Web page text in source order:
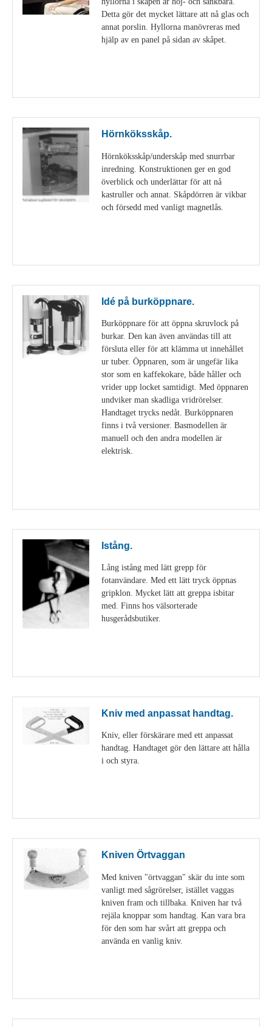
Detta gör det mycket lättare att nå glas och
annat porslin. Hyllorna manövreras med
hjälp av en panel på sidan av skåpet.
Hörnköksskåp.
Hörnköksskåp/underskåp med snurrbar
inredning. Konstruktionen ger en god
överblick och underlättar för att nå
kastruller och annat. Skåpdörren är vikbar
och försedd med vanligt magnetlås.
Idé på burköppnare.
Burköppnare för att öppna skruvlock på
burkar. Den kan även användas till att
försluta eller för att klämma ut innehållet
ur tuber. Öppnaren, som är ungefär lika
stor som en kaffekokare, både håller och
vrider upp locket samtidigt. Med öppnaren
undviker man skadliga vridrörelser.
Handtaget trycks nedåt. Burköppnaren
finns i två versioner. Basmodellen är
manuell och den andra modellen är
elektrisk.
Istång.
Lång istång med lätt grepp för
fotanvändare. Med ett lätt tryck öppnas
gripklon. Mycket lätt att greppa isbitar
med. Finns hos välsorterade
husgerådsbutiker.
Kniv med anpassat handtag.
Kniv, eller förskärare med ett anpassat
handtag. Handtaget gör den lättare att hålla
i och styra.
Kniven Örtvaggan
Med kniven "örtvaggan" skär du inte som
vanligt med sågrörelser, istället vaggas
kniven fram och tillbaka. Kniven har två
rejäla knoppar som handtag. Kan vara bra
för den som har svårt att greppa och
använda en vanlig kniv.